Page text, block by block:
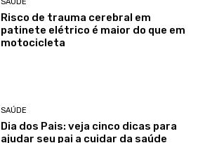
Risco de trauma cerebral em
patinete elétrico é maior do que em
motocicleta
SAÚDE
Dia dos Pais: veja cinco dicas para
ajudar seu pai a cuidar da saúde